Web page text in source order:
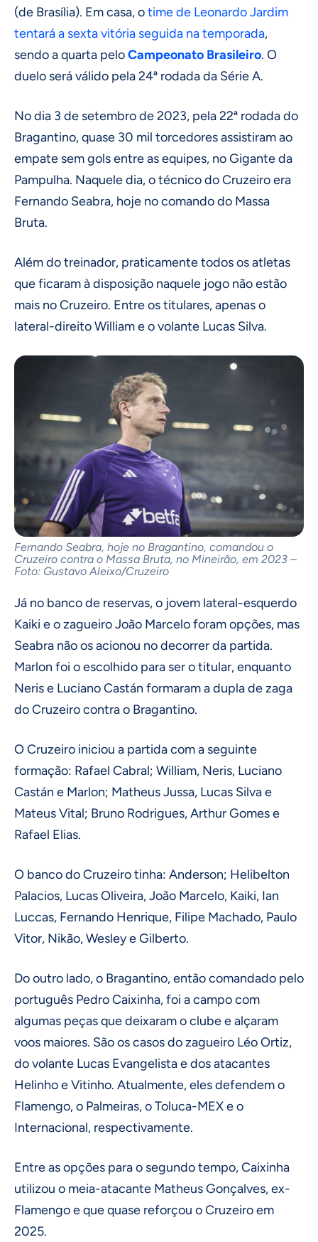
(de Brasília). Em casa, otime de Leonardo Jardim
tentará a sexta vitória seguida na temporada,
sendo a quarta peloCampeonato Brasileiro. O
duelo será válido pela 24ª rodada da Série A.
No dia 3 de setembro de 2023, pela 22ª rodada do
Bragantino, quase 30 mil torcedores assistiram ao
empate sem gols entre as equipes, no Gigante da
Pampulha. Naquele dia, o técnico do Cruzeiro era
Fernando Seabra, hoje no comando do Massa
Bruta.
Além do treinador, praticamente todos os atletas
que ficaram à disposição naquele jogo não estão
mais no Cruzeiro. Entre os titulares, apenas o
lateral-direito William e o volante Lucas Silva.
Fernando Seabra, hoje no Bragantino, comandou o
Cruzeiro contra o Massa Bruta, no Mineirão, em 2023 –
Foto: Gustavo Aleixo/Cruzeiro
Já no banco de reservas, o jovem lateral-esquerdo
Kaiki e o zagueiro João Marcelo foram opções, mas
Seabra não os acionou no decorrer da partida.
Marlon foi o escolhido para ser o titular, enquanto
Neris e Luciano Castán formaram a dupla de zaga
do Cruzeiro contra o Bragantino.
O Cruzeiro iniciou a partida com a seguinte
formação: Rafael Cabral; William, Neris, Luciano
Castán e Marlon; Matheus Jussa, Lucas Silva e
Mateus Vital; Bruno Rodrigues, Arthur Gomes e
Rafael Elias.
O banco do Cruzeiro tinha: Anderson; Helibelton
Palacios, Lucas Oliveira, João Marcelo, Kaiki, Ian
Luccas, Fernando Henrique, Filipe Machado, Paulo
Vitor, Nikão, Wesley e Gilberto.
Do outro lado, o Bragantino, então comandado pelo
português Pedro Caixinha, foi a campo com
algumas peças que deixaram o clube e alçaram
voos maiores. São os casos do zagueiro Léo Ortiz,
do volante Lucas Evangelista e dos atacantes
Helinho e Vitinho. Atualmente, eles defendem o
Flamengo, o Palmeiras, o Toluca-MEX e o
Internacional, respectivamente.
Entre as opções para o segundo tempo, Caixinha
utilizou o meia-atacante Matheus Gonçalves, ex-
Flamengo e que quase reforçou o Cruzeiro em
2025.